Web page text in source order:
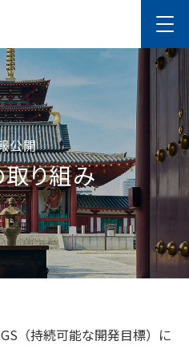
公開
り組み
（持続可能な開発目標）に